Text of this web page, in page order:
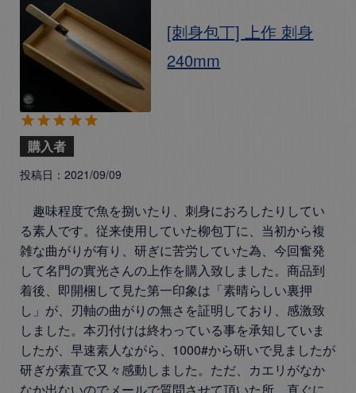
[刺身包丁] 上作 刺身
240mm
購入者
投稿日 2021/09/09
趣味程度で魚を捌いたり、刺身におろしたりしてい
る素人です。従来使用していた柳包丁に、当初から複
雑な曲がりが有り、研ぎに苦労していた為、今回奮発
して名門の實光さんの上作を購入致しました。商品到
着後、即開梱して見た第一印象は「素晴らしい裏押
し」が、刃軸の曲がりの無さを証明しており、感激致
しました。本刃付けは終わっている事を承知していま
したが、早速素人ながら、1000#から研いで見ましたが
研ぎが素直で又々感動しました。ただ、カエリがなか
なか出ないのでメールで質問させて頂いた所、直ぐに